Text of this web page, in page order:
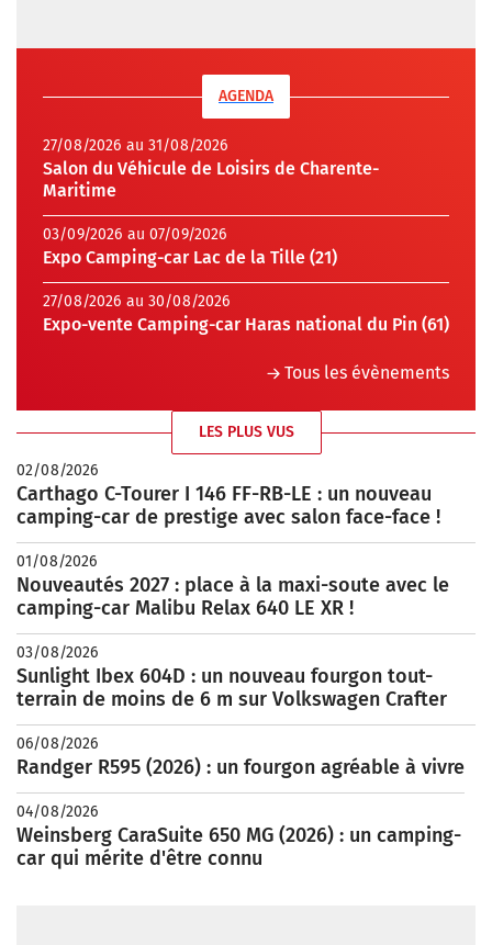
AGENDA
27/08/2026 au 31/08/2026
Salon du Véhicule de Loisirs de Charente-
Maritime
03/09/2026 au 07/09/2026
Expo Camping-car Lac de la Tille (21)
27/08/2026 au 30/08/2026
Expo-vente Camping-car Haras national du Pin (61)
Tous les évènements
LES PLUS VUS
02/08/2026
Carthago C-Tourer I 146 FF-RB-LE : un nouveau
camping-car de prestige avec salon face-face !
01/08/2026
Nouveautés 2027 : place à la maxi-soute avec le
camping-car Malibu Relax 640 LE XR !
03/08/2026
Sunlight Ibex 604D : un nouveau fourgon tout-
terrain de moins de 6 m sur Volkswagen Crafter
06/08/2026
Randger R595 (2026) : un fourgon agréable à vivre
04/08/2026
Weinsberg CaraSuite 650 MG (2026) : un camping-
car qui mérite d'être connu